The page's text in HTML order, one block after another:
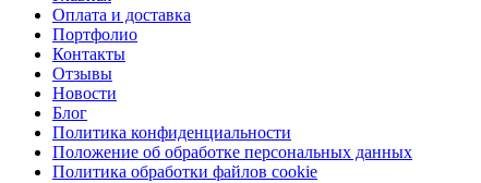
Оплата и доставка
Портфолио
Контакты
Отзывы
Новости
Блог
Политика конфиденциальности
Положение об обработке персональных данных
Политика обработки файлов cookie